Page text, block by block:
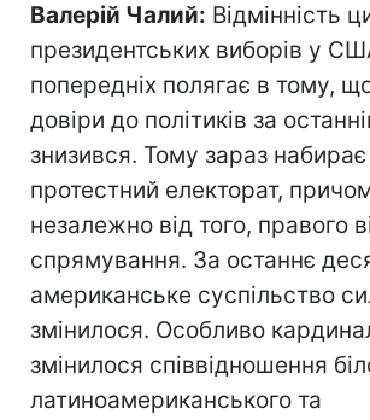
Валерій Чалий: Відмінність
президентських виборів у
попередніх полягає в тому,
довіри до політиків за
знизився. Тому зараз
протестний електорат,
незалежно від того, правого
спрямування. За останнє
американське суспільство
змінилося. Особливо
змінилося співвідношення
латиноамериканського та